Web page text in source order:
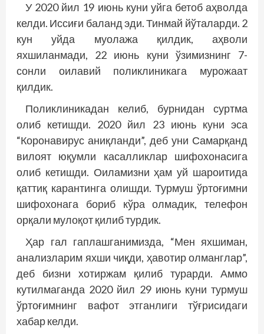
У 2020 йил 19 июнь куни уйга бетоб аҳволда
келди. Иссиғи баланд эди. Тинмай йўталарди. 2
кун уйда муолажа қилдик, аҳволи
яхшиланмади, 22 июнь куни ўзимизнинг 7-
сонли оилавий поликлиникага мурожаат
қилдик.
Поликлиникадан келиб, бурнидан суртма
олиб кетишди. 2020 йил 23 июнь куни эса
“Коронавирус аниқланди”, деб уни Самарқанд
вилоят юқумли касалликлар шифохонасига
олиб кетишди. Оиламизни ҳам уй шароитида
қаттиқ карантинга олишди. Турмуш ўртоғимни
шифохонага бориб кўра олмадик, телефон
орқали мулоқот қилиб турдик.
Ҳар гал гаплашганимизда, “Мен яхшиман,
анализларим яхши чиқди, ҳавотир олманглар”,
деб бизни хотиржам қилиб турарди. Аммо
кутилмаганда 2020 йил 29 июнь куни турмуш
ўртоғимнинг вафот этганлиги тўғрисидаги
хабар келди.